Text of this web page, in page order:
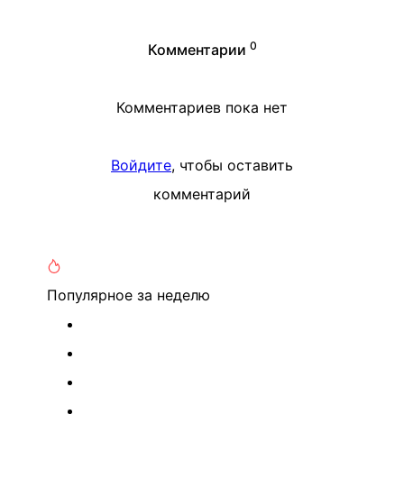
Комментарии 0
Комментариев пока нет
Войдите, чтобы оставить
комментарий
Популярное за неделю